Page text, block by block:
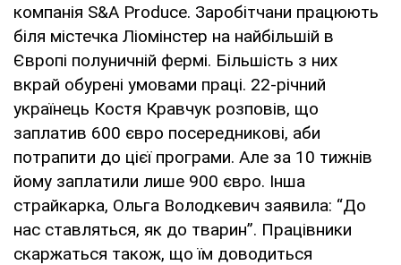
компанія S&A Produce. Заробітчани працюють
біля містечка Ліомінстер на найбільшій в
Європі полуничній фермі. Більшість з них
вкрай обурені умовами праці. 22-річний
українець Костя Кравчук розповів, що
заплатив 600 євро посередникові, аби
потрапити до цієї програми. Але за 10 тижнів
йому заплатили лише 900 євро. Інша
страйкарка, Ольга Володкевич заявила: “До
нас ставляться, як до тварин”. Працівники
скаржаться також, що їм доводиться